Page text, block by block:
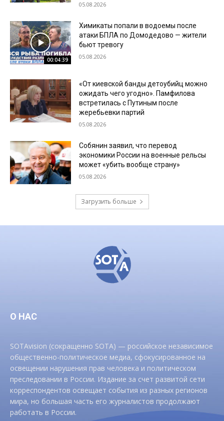
05.08.2026
00:04:39
Химикаты попали в водоемы после
атаки БПЛА по Домодедово — жители
бьют тревогу
05.08.2026
«От киевской банды детоубийц можно
ожидать чего угодно». Памфилова
встретилась с Путиным после
жеребьевки партий
05.08.2026
Собянин заявил, что перевод
экономики России на военные рельсы
может «убить вообще страну»
05.08.2026
Загрузить больше
О НАС
SOTAvision (сокращенно SOTA) — российское независимое
общественно-политическое медиа, сфокусированное на
освещении нарушения прав человека и политическом
преследовании в России. Издание за счет развитой сети
корреспондентов освещает события из разных регионов
мира, но большая часть его журналистов продолжают
работать в России.